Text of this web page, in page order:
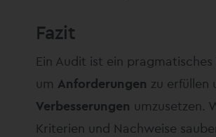
Fazit
Ein Audit ist ein pragmatisches
um Anforderungen zu erfüllen
Verbesserungen umzusetzen.
Kriterien und Nachweise